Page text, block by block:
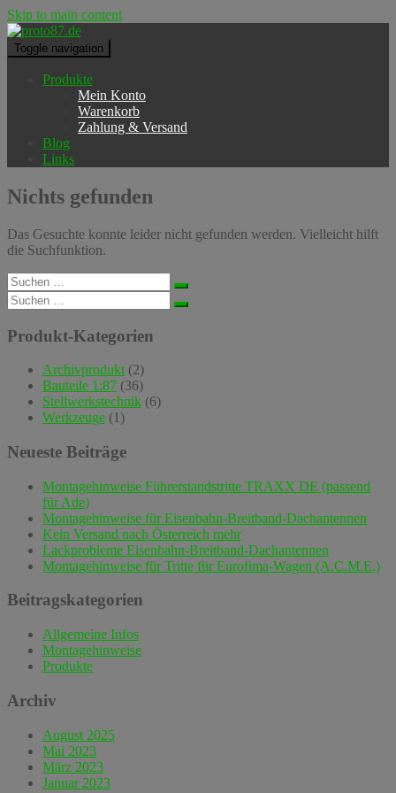
Skip to main content
Toggle navigation
Produkte
Mein Konto
Warenkorb
Zahlung & Versand
Blog
Links
Nichts gefunden
Das Gesuchte konnte leider nicht gefunden werden. Vielleicht hilft
die Suchfunktion.
Suchen
nach:
Suchen
nach:
Produkt-Kategorien
Archivprodukt (2)
Bauteile 1:87 (36)
Stellwerkstechnik (6)
Werkzeuge (1)
Neueste Beiträge
Montagehinweise Führerstandstritte TRAXX DE (passend
für Ade)
Montagehinweise für Eisenbahn-Breitband-Dachantennen
Kein Versand nach Österreich mehr
Lackprobleme Eisenbahn-Breitband-Dachantennen
Montagehinweise für Tritte für Eurofima-Wagen (A.C.M.E.)
Beitragskategorien
Allgemeine Infos
Montagehinweise
Produkte
Archiv
August 2025
Mai 2023
März 2023
Januar 2023